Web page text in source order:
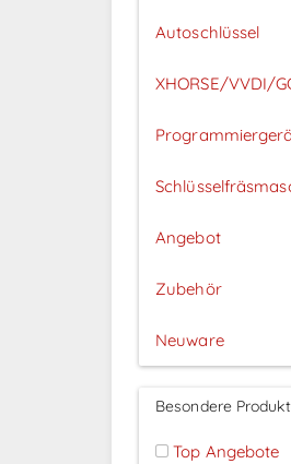
Autoschlüssel
XHORSE/VVDI/
Angebot
Zubehör
Neuware
Besondere
Top Angebote